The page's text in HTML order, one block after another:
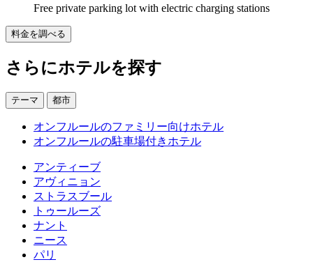
Free private parking lot with electric charging stations
料金を調べる
さらにホテルを探す
テーマ 都市
オンフルールのファミリー向けホテル
オンフルールの駐車場付きホテル
アンティーブ
アヴィニョン
ストラスブール
トゥールーズ
ナント
ニース
パリ